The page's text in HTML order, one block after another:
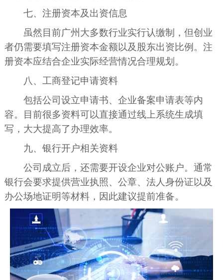
七、注册资本及出资信息
虽然目前广州大多数行业实行认缴制，但创业
者仍需要填写注册资本金额以及股东出资比例。注
册资本应结合企业实际经营情况合理规划。
八、工商登记申请资料
包括公司设立申请书、企业备案申请表等内
容。目前很多资料可以直接通过线上系统生成填
写，大大提高了办理效率。
九、银行开户相关资料
公司成立后，还需要开设企业对公账户。通常
银行会要求提供营业执照、公章、法人身份证以及
办公场地证明等材料，因此建议提前准备。